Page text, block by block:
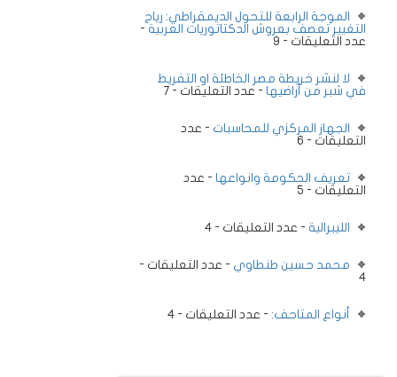
الموجة الرابعة للتحول الديمقراطي: رياح
التغيير تعصف بعروش الدكتاتوريات العربية -
عدد التعليقات - 9
لا لنشر خريطة مصر الخاطئة او التفريط
في شبر من أراضيها - عدد التعليقات - 7
الجهاز المركزي للمحاسبات - عدد
التعليقات - 6
تعريف الحكومة وانواعها - عدد
التعليقات - 5
الليبرالية - عدد التعليقات - 4
محمد حسين طنطاوي - عدد التعليقات -
4
أنواع المتاحف: - عدد التعليقات - 4